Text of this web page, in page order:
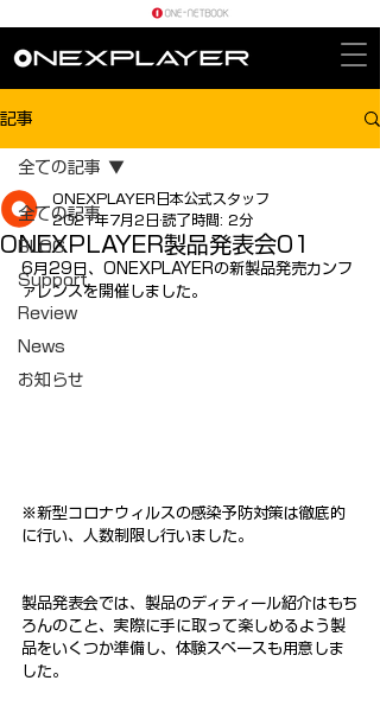
記事
全ての記事
BLOG
Support
Review
News
お知らせ
全ての記事
ONEXPLAYER製品発表会01
ONEXPLAYER日本公式スタッフ
2021年7月2日 読了時間: 2分
6月29日、ONEXPLAYERの新製品発売カンフ
ァレンスを開催しました。
※新型コロナウィルスの感染予防対策は徹底的
に行い、人数制限し行いました。
製品発表会では、製品のディティール紹介はもち
ろんのこと、実際に手に取って楽しめるよう製
品をいくつか準備し、体験スペースも用意しま
した。